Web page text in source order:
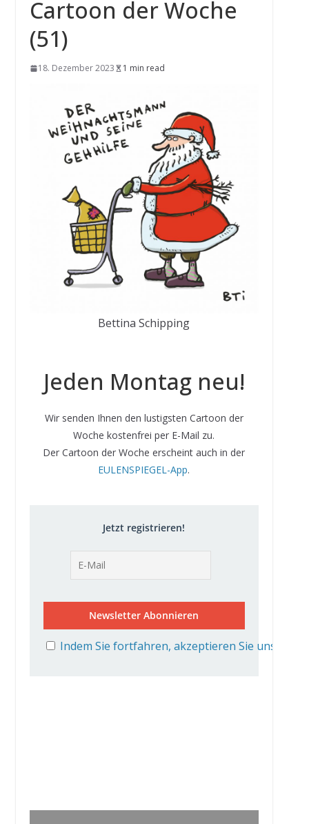
Cartoon der Woche
(51)
18. Dezember 2023 1 min read
Bettina Schipping
Jeden Montag neu!
Wir senden Ihnen den lustigsten Cartoon der
Woche kostenfrei per E-Mail zu.
Der Cartoon der Woche erscheint auch in der
EULENSPIEGEL-App.
Jetzt registrieren!
Indem Sie fortfahren, akzeptieren Sie unsere